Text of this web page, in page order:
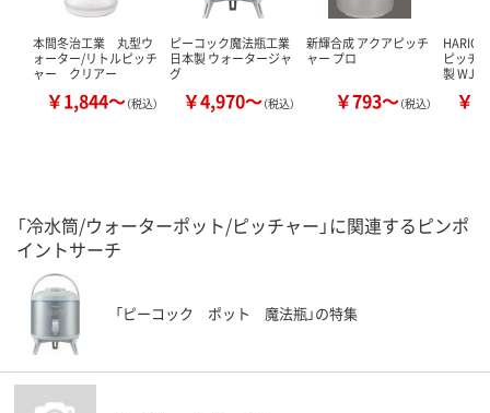
本間冬治工業 丸型ウ
ォーター/リトルピッチ
ャー クリアー
￥1,844～（税込）
ピーコック魔法瓶工業
日本製 ウォータージャ
グ
￥4,970～（税込）
新輝合成 アクアピッチ
ャー プロ
￥793～（税込）
HARIO
ピッチ
製
￥
「冷水筒/ウォーターポット/ピッチャー」に関連するピンポ
イントサーチ
「ピーコック ポット 魔法瓶」の特集